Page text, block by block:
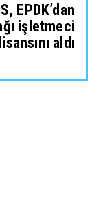
EPDK’dan
işletmeci
lisansını aldı